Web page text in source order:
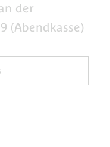
der
(Abendkasse)